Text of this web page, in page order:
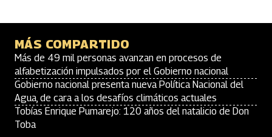
MÁS COMPARTIDO
Más de 49 mil personas avanzan en procesos de
alfabetización impulsados por el Gobierno nacional
Gobierno nacional presenta nueva Política Nacional del
Agua, de cara a los desafíos climáticos actuales
Tobías Enrique Pumarejo: 120 años del natalicio de Don
Toba